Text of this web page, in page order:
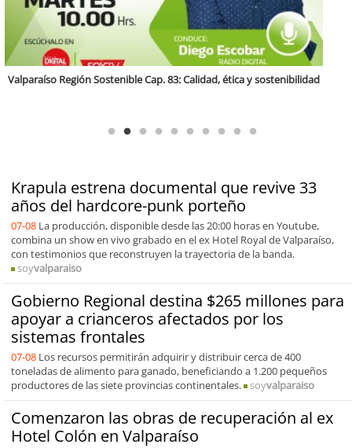
Krapula estrena documental que revive 33
años del hardcore-punk porteño
07-08 La producción, disponible desde las 20:00 horas en Youtube,
combina un show en vivo grabado en el ex Hotel Royal de Valparaíso,
con testimonios que reconstruyen la trayectoria de la banda.
soyvalparaiso
Gobierno Regional destina $265 millones para
apoyar a crianceros afectados por los
sistemas frontales
07-08 Los recursos permitirán adquirir y distribuir cerca de 400
toneladas de alimento para ganado, beneficiando a 1.200 pequeños
productores de las siete provincias continentales.
soyvalparaiso
Comenzaron las obras de recuperación al ex
Hotel Colón en Valparaíso